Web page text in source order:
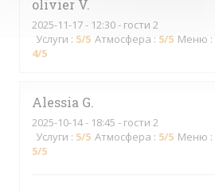
olivier V
2025-11-17- 12:30 - гости 2
Услуги : 5/5 Атмосфера : 5/5 Меню :
4/5
Alessia G
2025-10-14- 18:45 - гости 2
Услуги : 5/5 Атмосфера : 5/5 Меню :
5/5